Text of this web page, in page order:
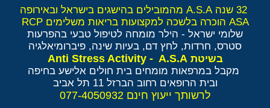
32 שנה A.S.A מהמובילים בהישגים בישראל ובאירופה
ASA הוכרה בלשכה למקצועות בריאות משלימים RCP
שלומי ישראל - הילר מומחה לטיפול טבעי בהפרעות
סטרס, חרדות, לחץ דם, בעיות שינה, פיברומיאלגיה
בשיטת Anti Stress Activity - A.S.A
מקבל במרפאות מומחים בית חולים אלישע בחיפה
ובית הרופאים רחוב הברזל 11 תל אביב
לרשותך ייעוץ חינם 077-4050932